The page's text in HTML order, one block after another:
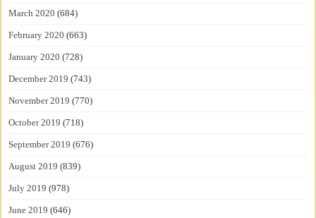
March 2020 (684)
February 2020 (663)
January 2020 (728)
December 2019 (743)
November 2019 (770)
October 2019 (718)
September 2019 (676)
August 2019 (839)
July 2019 (978)
June 2019 (646)